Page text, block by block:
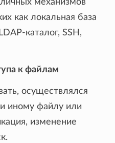
механизмов
как локальная база
каталог, SSH,
к файлам
осуществлялся
иному файлу или
изменение